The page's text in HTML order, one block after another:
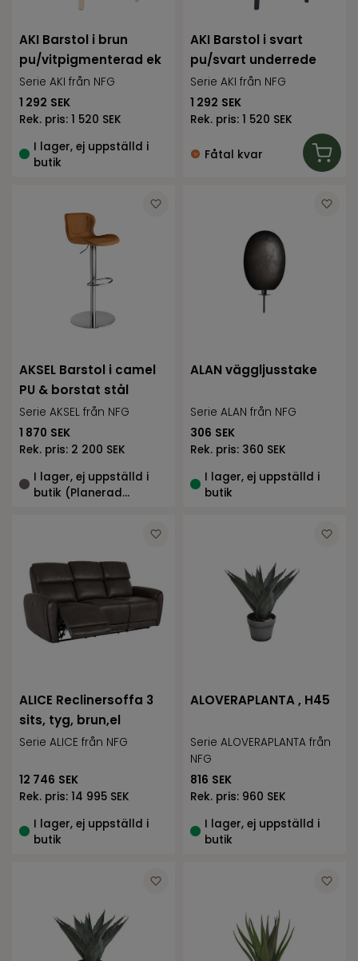
AKI Barstol i brun
pu/vitpigmenterad ek
Serie AKI från NFG
1 292 SEK
Rek. pris: 1 520 SEK
I lager, ej uppställd i
butik
AKI Barstol i svart
pu/svart underrede
Serie AKI från NFG
1 292 SEK
Rek. pris: 1 520 SEK
Fåtal kvar
AKSEL Barstol i camel
PU & borstat stål
Serie AKSEL från NFG
1 870 SEK
Rek. pris: 2 200 SEK
I lager, ej uppställd i
butik (Planerad
ALAN väggljusstake
Serie ALAN från NFG
306 SEK
Rek. pris: 360 SEK
I lager, ej uppställd i
butik
ALICE Reclinersoffa 3
sits, tyg, brun,el
Serie ALICE från NFG
12 746 SEK
Rek. pris: 14 995 SEK
I lager, ej uppställd i
butik
ALOVERAPLANTA , H45
Serie ALOVERAPLANTA från
NFG
816 SEK
Rek. pris: 960 SEK
I lager, ej uppställd i
butik